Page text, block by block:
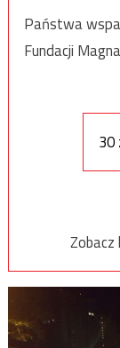
Państwa
Fundacji
30
Zobacz